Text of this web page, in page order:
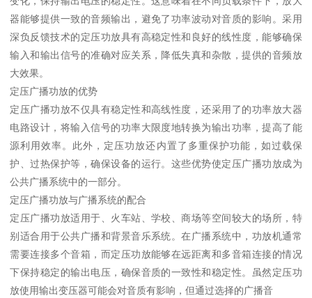
器能够提供一致的音频输出，避免了功率波动对音质的影响。采用
深负反馈技术的定压功放具有高稳定性和良好的线性度，能够确保
输入和输出信号的准确对应关系，降低失真和杂散，提供的音频放
大效果。
定压广播功放的优势
定压广播功放不仅具有稳定性和高线性度，还采用了的功率放大器
电路设计，将输入信号的功率大限度地转换为输出功率，提高了能
源利用效率。此外，定压功放还内置了多重保护功能，如过载保
护、过热保护等，确保设备的运行。这些优势使定压广播功放成为
公共广播系统中的一部分。
定压广播功放与广播系统的配合
定压广播功放适用于、火车站、学校、商场等空间较大的场所，特
别适合用于公共广播和背景音乐系统。在广播系统中，功放机通常
需要连接多个音箱，而定压功放能够在远距离和多音箱连接的情况
下保持稳定的输出电压，确保音质的一致性和稳定性。虽然定压功
放使用输出变压器可能会对音质有影响，但通过选择的广播音